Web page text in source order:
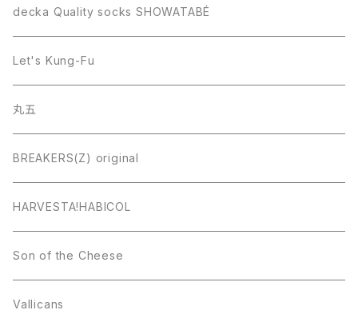
decka Quality socks SHOWATABÉ
Let's Kung-Fu
丸五
BREAKERS(Z) original
HARVESTA!HABICOL
Son of the Cheese
Vallicans